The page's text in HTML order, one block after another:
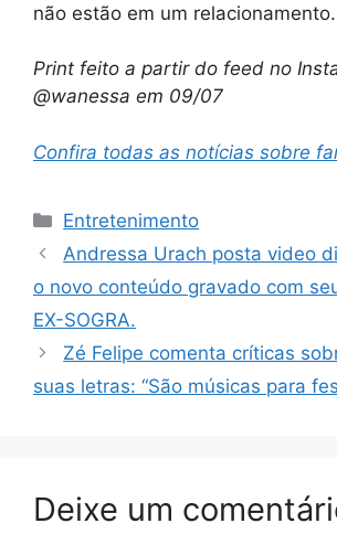
não estão em um relacionamento.
Print feito a partir do feed no
@wanessa em 09/07
Confira todas as notícias sobre
Categorias
Entretenimento
Andressa Urach posta video
o novo conteúdo gravado com
EX-SOGRA.
Zé Felipe comenta críticas
suas letras: “São músicas para
Deixe um